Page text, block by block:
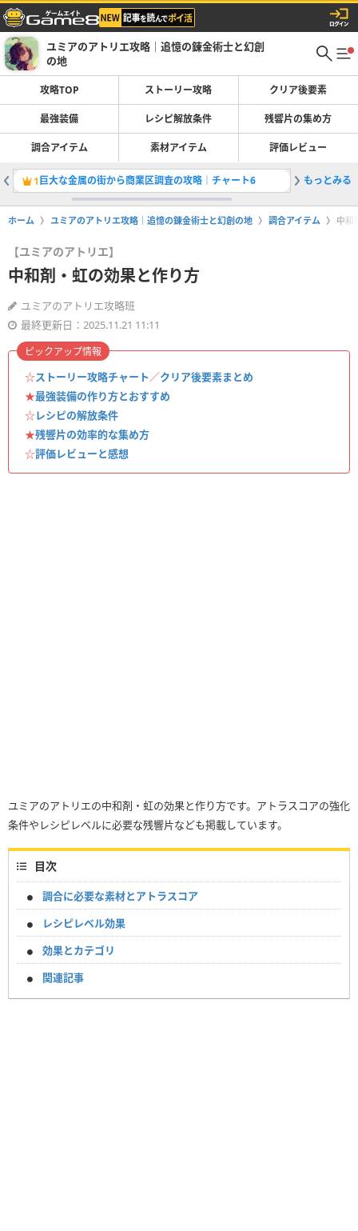
ユミアのアトリエ攻略｜追憶の錬金術士と幻創
の地
攻略TOP ストーリー攻略 クリア後要素
最強装備 レシピ解放条件 残響片の集め方
調合アイテム 素材アイテム 評価レビュー
1巨大な金属の街から商業区調査の攻略｜チャート6 2最強装
もっとみる
ホーム ユミアのアトリエ攻略｜追憶の錬金術士と幻創の地 調合アイテム 中和
【ユミアのアトリエ】
中和剤・虹の効果と作り方
ユミアのアトリエ攻略班
最終更新日：2025.11.21 11:11
☆ストーリー攻略チャート／クリア後要素まとめ
★最強装備の作り方とおすすめ
☆レシピの解放条件
★残響片の効率的な集め方
☆評価レビューと感想
ピックアップ情報
ユミアのアトリエの中和剤・虹の効果と作り方です。アトラスコアの強化
条件やレシピレベルに必要な残響片なども掲載しています。
目次
調合に必要な素材とアトラスコア
レシピレベル効果
効果とカテゴリ
関連記事